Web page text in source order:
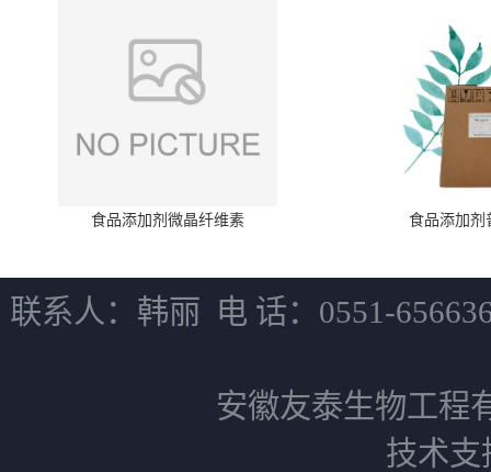
食品添加剂微晶纤维素 食品添加剂
联系人：韩丽 电 话：0551-
安徽友泰生物工程
技术